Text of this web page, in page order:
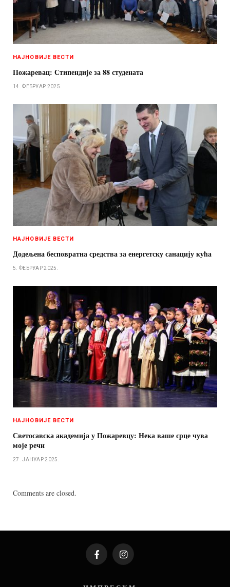
НАЈНОВИЈЕ ВЕСТИ
Пожаревац: Стипендије за 88 студената
14. ФЕБРУАР 2025.
НАЈНОВИЈЕ ВЕСТИ
Додељена бесповратна средства за енергетску санацију кућа
5. ФЕБРУАР 2025.
НАЈНОВИЈЕ ВЕСТИ
Светосавска академија у Пожаревцу: Нека ваше срце чува
моје речи
27. ЈАНУАР 2025.
Comments are closed.
FacebookInstagram